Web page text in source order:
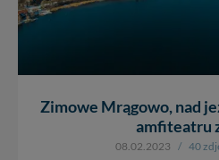
Zimowe Mrągowo, nad
amfiteatru
08.02.2023 / 40